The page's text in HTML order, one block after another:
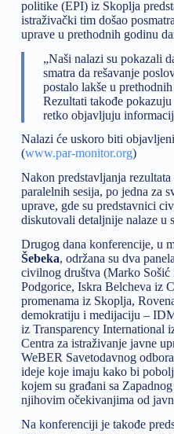
politike (EPI) iz Skoplja
istraživački tim došao
uprave u prethodnih godinu
„Naši nalazi su pokazali
smatra da rešavanje
postalo lakše u
Rezultati takođe
retko objavljuju
Nalazi će uskoro biti
(www.par-monitor.org)
Nakon predstavljanja
paralelnih sesija, po jedna za
uprave, gde su predstavnici
diskutovali detaljnije nalaze u
Drugog dana konferencije, u
Šebeka, održana su dva
civilnog društva (Marko
Podgorice, Iskra Belcheva iz
promenama iz Skoplja,
demokratiju i medijaciju –
iz Transparency International
Centra za istraživanje javne
WeBER Savetodavnog
ideje koje imaju kako bi
kojem su građani sa
njihovim očekivanjima od
Na konferenciji je takođe